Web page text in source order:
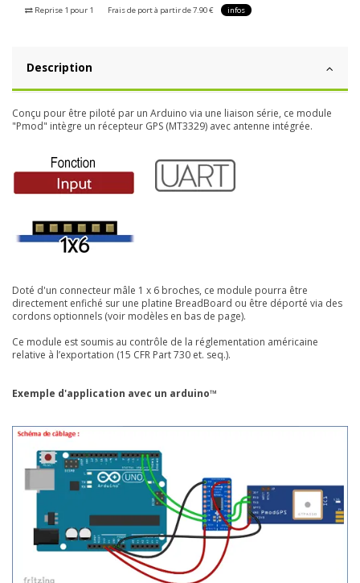
Reprise 1 pour 1 Frais de port à partir de 7.90 € infos
Description
Conçu pour être piloté par un Arduino via une liaison série, ce module
"Pmod" intègre un récepteur GPS (MT3329) avec antenne intégrée.
Doté d'un connecteur mâle 1 x 6 broches, ce module pourra être
directement enfiché sur une platine BreadBoard ou être déporté via des
cordons optionnels (voir modèles en bas de page).
Ce module est soumis au contrôle de la réglementation américaine
relative à l’exportation (15 CFR Part 730 et. seq.).
Exemple d'application avec un arduino™